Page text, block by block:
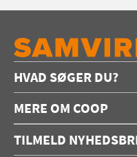
HVAD SØGER DU?
Forside
Opskrifter
Konkurrencer
MERE OM COOP
Annoncering
TILMELD